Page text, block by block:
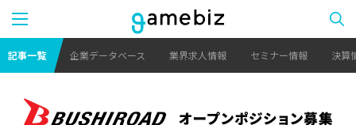
記事一覧 企業データベース 業界求人情報 セミナー情報 決算